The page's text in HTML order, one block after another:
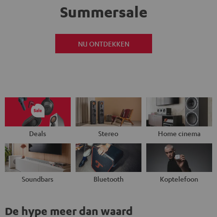
Summersale
NU ONTDEKKEN
Deals Stereo Home cinema
Soundbars Bluetooth Koptelefoon
De hype meer dan waard